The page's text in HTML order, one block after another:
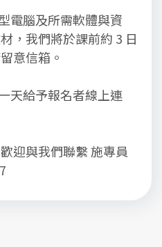
電腦及所需軟體與資
，我們將於課前約 3 日
意信箱。
天給予報名者線上連
迎與我們聯繫 施專員